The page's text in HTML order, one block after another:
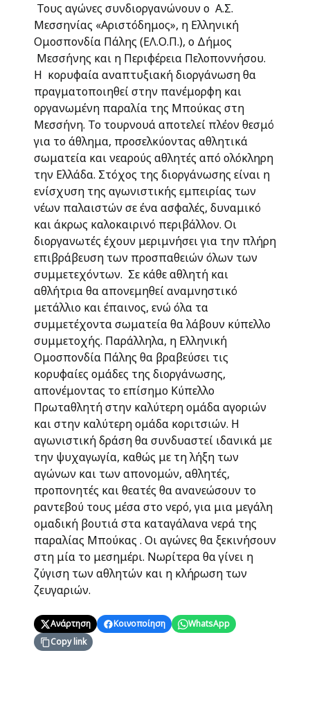
Τους αγώνες συνδιοργανώνουν ο Α.Σ.
Μεσσηνίας «Αριστόδημος», η Ελληνική
Ομοσπονδία Πάλης (ΕΛ.Ο.Π.), ο Δήμος
Μεσσήνης και η Περιφέρεια Πελοποννήσου.
Η κορυφαία αναπτυξιακή διοργάνωση θα
πραγματοποιηθεί στην πανέμορφη και
οργανωμένη παραλία της Μπούκας στη
Μεσσήνη. Το τουρνουά αποτελεί πλέον θεσμό
για το άθλημα, προσελκύοντας αθλητικά
σωματεία και νεαρούς αθλητές από ολόκληρη
την Ελλάδα. Στόχος της διοργάνωσης είναι η
ενίσχυση της αγωνιστικής εμπειρίας των
νέων παλαιστών σε ένα ασφαλές, δυναμικό
και άκρως καλοκαιρινό περιβάλλον. Οι
διοργανωτές έχουν μεριμνήσει για την πλήρη
επιβράβευση των προσπαθειών όλων των
συμμετεχόντων. Σε κάθε αθλητή και
αθλήτρια θα απονεμηθεί αναμνηστικό
μετάλλιο και έπαινος, ενώ όλα τα
συμμετέχοντα σωματεία θα λάβουν κύπελλο
συμμετοχής. Παράλληλα, η Ελληνική
Ομοσπονδία Πάλης θα βραβεύσει τις
κορυφαίες ομάδες της διοργάνωσης,
απονέμοντας το επίσημο Κύπελλο
Πρωταθλητή στην καλύτερη ομάδα αγοριών
και στην καλύτερη ομάδα κοριτσιών. Η
αγωνιστική δράση θα συνδυαστεί ιδανικά με
την ψυχαγωγία, καθώς με τη λήξη των
αγώνων και των απονομών, αθλητές,
προπονητές και θεατές θα ανανεώσουν το
ραντεβού τους μέσα στο νερό, για μια μεγάλη
ομαδική βουτιά στα καταγάλανα νερά της
παραλίας Μπούκας . Οι αγώνες θα ξεκινήσουν
στη μία το μεσημέρι. Νωρίτερα θα γίνει η
ζύγιση των αθλητών και η κλήρωση των
ζευγαριών.
Ανάρτηση Κοινοποίηση
WhatsApp
Copy link